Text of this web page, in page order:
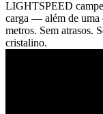
LIGHTSPEED
carga — além de uma
metros. Sem atrasos.
cristalino.